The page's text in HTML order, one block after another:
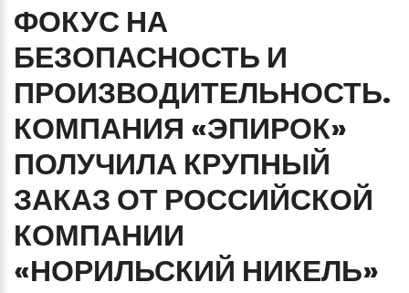
ФОКУС НА
БЕЗОПАСНОСТЬ И
ПРОИЗВОДИТЕЛЬНОСТЬ.
КОМПАНИЯ «ЭПИРОК»
ПОЛУЧИЛА КРУПНЫЙ
ЗАКАЗ ОТ РОССИЙСКОЙ
КОМПАНИИ
«НОРИЛЬСКИЙ НИКЕЛЬ»